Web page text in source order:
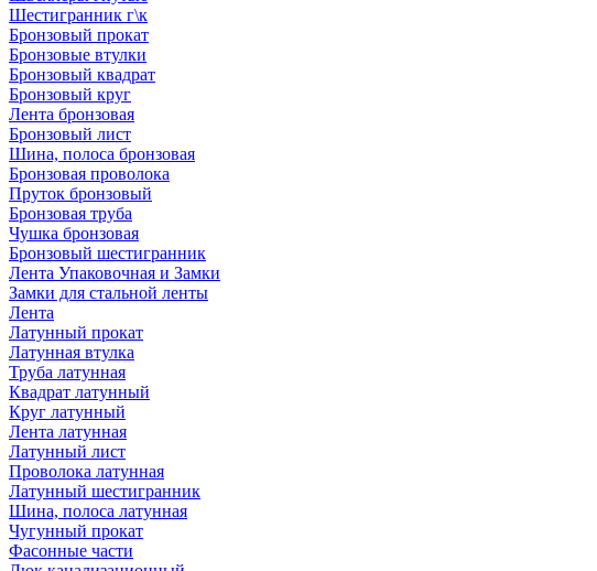
Шестигранник г\к
Бронзовый прокат
Бронзовые втулки
Бронзовый квадрат
Бронзовый круг
Лента бронзовая
Бронзовый лист
Шина, полоса бронзовая
Бронзовая проволока
Пруток бронзовый
Бронзовая труба
Чушка бронзовая
Бронзовый шестигранник
Лента Упаковочная и Замки
Замки для стальной ленты
Лента
Латунный прокат
Латунная втулка
Труба латунная
Квадрат латунный
Круг латунный
Лента латунная
Латунный лист
Проволока латунная
Латунный шестигранник
Шина, полоса латунная
Чугунный прокат
Фасонные части